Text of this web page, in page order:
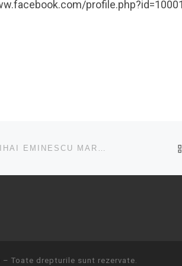
– Toate drepturile sunt rezervate.